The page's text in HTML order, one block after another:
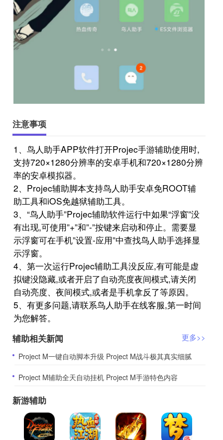
注意事项
1、鸟人助手APP软件打开Projec手游辅助使用时,
支持720×1280分辨率的安卓手机和720×1280分辨
率的安卓模拟器。
2、Projec辅助脚本支持鸟人助手安卓免ROOT辅
助工具和iOS免越狱辅助工具。
3、“鸟人助手”Projec辅助软件运行中如果“浮窗”没
有出现,可使用”+”和”-”按键来启动和停止。需要显
示浮窗可在手机”设置-应用”中查找鸟人助手选择显
示浮窗。
4、第一次运行Projec辅助工具没反应,有可能是虚
拟键没隐藏,或者开启了自动亮度夜间模式,请关闭
自动亮度、夜间模式,或者是手机拿反了等原因。
5、有更多问题,请联系鸟人助手在线客服,第一时间
为您解答。
辅助相关新闻
更多>>
​Project M一键自动脚本升级 Project M战斗极其真实细腻
​Project M辅助全天自动挂机 Project M手游特色内容
新游辅助